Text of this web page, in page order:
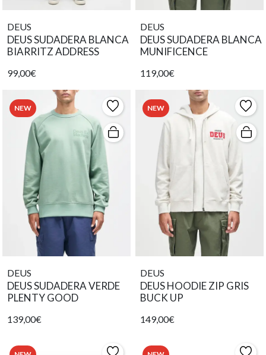
DEUS
DEUS SUDADERA BLANCA
BIARRITZ ADDRESS
99,00€
DEUS
DEUS SUDADERA BLANCA
MUNIFICENCE
119,00€
NEW
DEUS
DEUS SUDADERA VERDE
PLENTY GOOD
139,00€
NEW
DEUS
DEUS HOODIE ZIP GRIS
BUCK UP
149,00€